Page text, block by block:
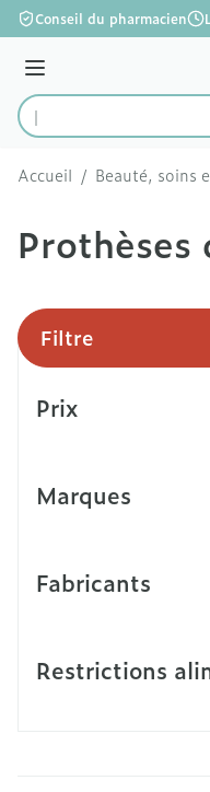
Aller au contenu
Conseil du pharmacien
Menu
Rechercher
Accueil / Beauté, soins
Prothèses
Filtre
Prix
Marques
Fabricants
Restrictions